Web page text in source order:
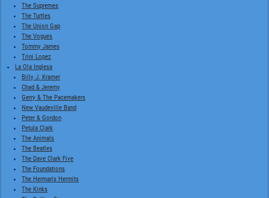
The Supremes
The Turtles
The Union Gap
The Vogues
Tommy James
Trini Lopez
La Ola Inglesa
Billy J. Kramer
Chad & Jeremy
Gerry & The Pacemakers
New Vaudeville Band
Peter & Gordon
Petula Clark
The Animals
The Beatles
The Dave Clark Five
The Foundations
The Herman's Hermits
The Kinks